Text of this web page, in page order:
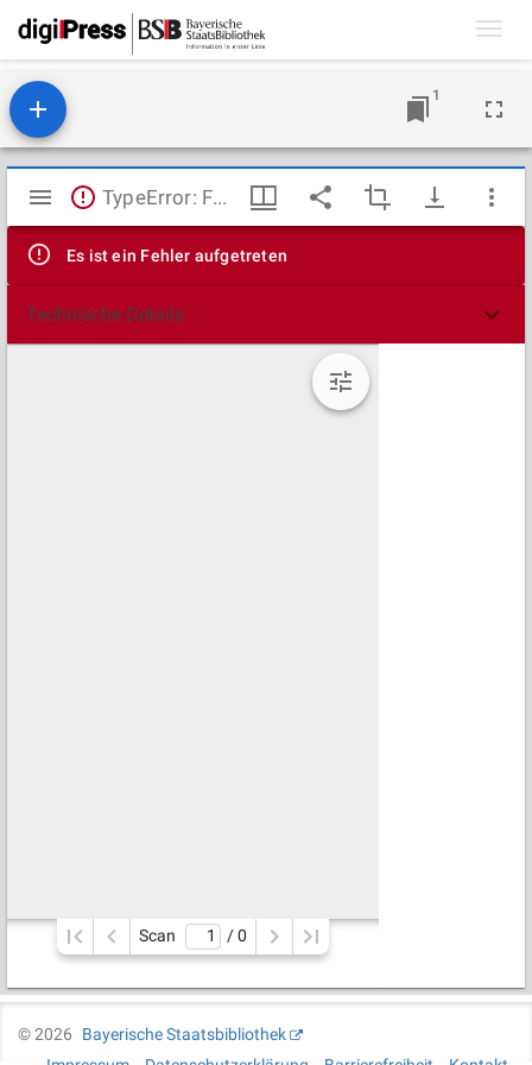
1
Mirador
Viewer
TypeError: Failed to fetch
Es ist ein Fehler aufgetreten
Technische Details
Scan / 0
©2026
Bayerische Staatsbibliothek